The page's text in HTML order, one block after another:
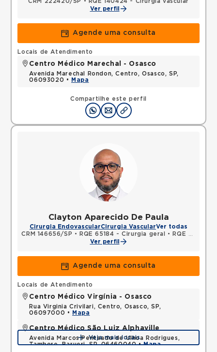
Ver perfil
Agende uma consulta
Compartilhe este perfil
Locais de Atendimento
Centro Médico Marechal - Osasco
Avenida Marechal Rondon, Centro, Osasco, SP,
06093020 •
Mapa
Clayton Aparecido De Paula
Cirurgia EndovascularCirurgia VascularVer todas
CRM 146656/SP • RQE 65184 - Cirurgia geral •
RQE 65185 - Cirurgia vascular
Ver perfil
Agende uma consulta
Locais de Atendimento
Centro Médico Virgínia - Osasco
Rua Virginia Crivilari, Centro, Osasco, SP,
06097000 •
Mapa
Centro Médico São Luiz Alphaville
Avenida Marcos Penteado de Ulhoa Rodrigues,
Tambore, Barueri, SP, 06460040 •Mapa
Veja mais locais